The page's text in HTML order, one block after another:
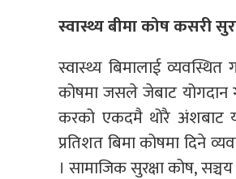
स्वास्थ्य बीमा कोष कसरी
स्वास्थ्य बिमालाई व्यवस्थित
कोषमा जसले जेबाट योगदान
करको एकदमै थोरै अंशबाट
प्रतिशत बिमा कोषमा दिने
। सामाजिक सुरक्षा कोष,